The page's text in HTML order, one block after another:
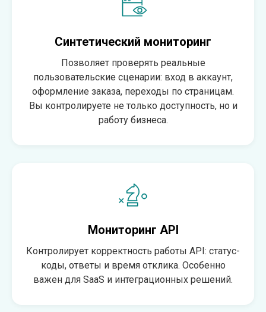
Синтетический мониторинг
Позволяет проверять реальные
пользовательские сценарии: вход в аккаунт,
оформление заказа, переходы по страницам.
Вы контролируете не только доступность, но и
работу бизнеса.
Мониторинг API
Контролирует корректность работы API: статус-
коды, ответы и время отклика. Особенно
важен для SaaS и интеграционных решений.